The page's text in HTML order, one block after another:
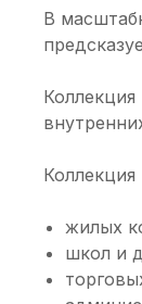
В
жилых
школ и